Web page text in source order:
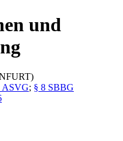
und
ASVG; § 8 SBBG